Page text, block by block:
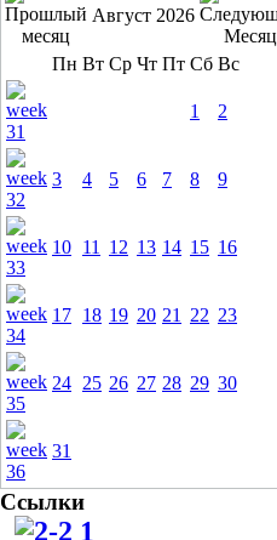
Август 2026
Пн Вт Ср Чт Пт Сб Вс
1 2
3 4 5 6 7 8 9
10 11 12 13 14 15 16
17 18 19 20 21 22 23
24 25 26 27 28 29 30
31
Ссылки